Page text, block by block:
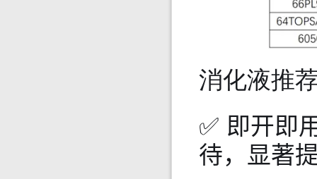
消化液推
✅ 即开即
待，显著